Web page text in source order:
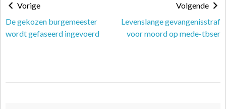
Vorige
De gekozen burgemeester
wordt gefaseerd ingevoerd
Volgende
Levenslange gevangenisstraf
voor moord op mede-tbser